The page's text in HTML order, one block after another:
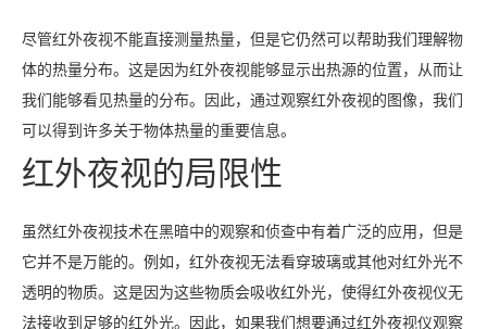
尽管红外夜视不能直接测量热量，但是它仍然可以帮助我们理解物
体的热量分布。这是因为红外夜视能够显示出热源的位置，从而让
我们能够看见热量的分布。因此，通过观察红外夜视的图像，我们
可以得到许多关于物体热量的重要信息。
红外夜视的局限性
虽然红外夜视技术在黑暗中的观察和侦查中有着广泛的应用，但是
它并不是万能的。例如，红外夜视无法看穿玻璃或其他对红外光不
透明的物质。这是因为这些物质会吸收红外光，使得红外夜视仪无
法接收到足够的红外光。因此，如果我们想要通过红外夜视仪观察